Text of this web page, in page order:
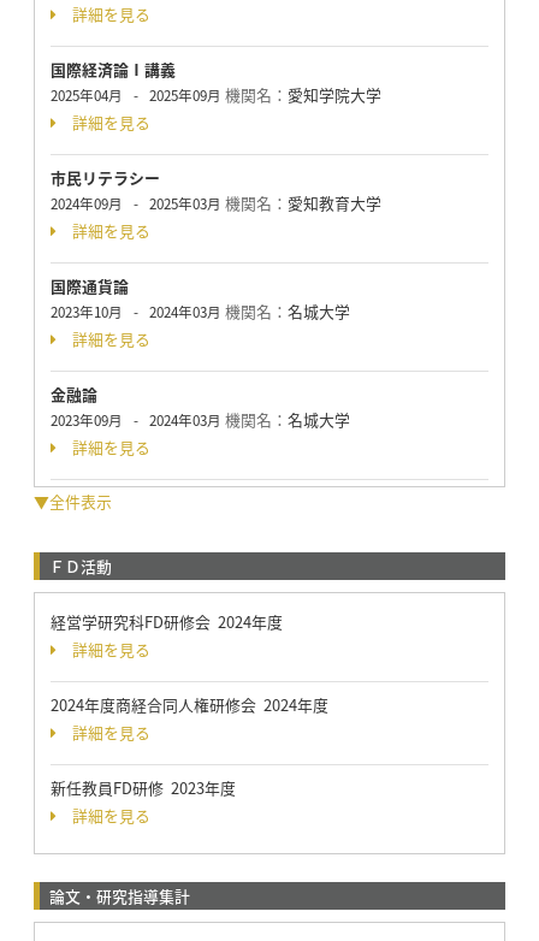
詳細を見る
国際経済論Ⅰ講義
2025年04月 - 2025年09月 機関名： 愛知学院大学
詳細を見る
市民リテラシー
2024年09月 - 2025年03月 機関名： 愛知教育大学
詳細を見る
国際通貨論
2023年10月 - 2024年03月 機関名： 名城大学
詳細を見る
金融論
2023年09月 - 2024年03月 機関名： 名城大学
詳細を見る
▼全件表示
ＦＤ活動
経営学研究科FD研修会 2024年度
詳細を見る
2024年度商経合同人権研修会 2024年度
詳細を見る
新任教員FD研修 2023年度
詳細を見る
論文・研究指導集計